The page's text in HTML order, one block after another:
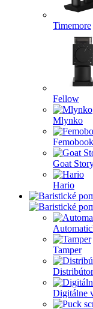
Timemore
Fellow
Mlynko
Femobook
Goat
Hario
Tamper
Distribútor
Digitálne